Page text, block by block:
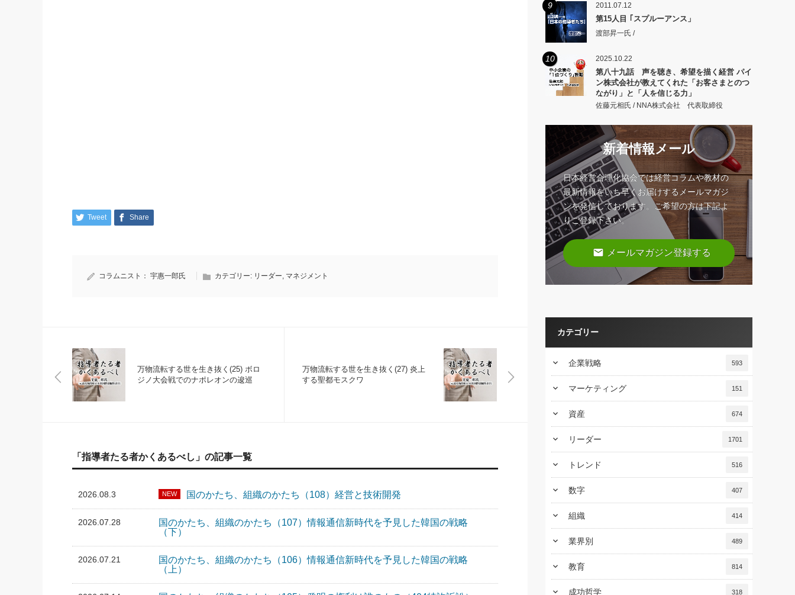
Tweet Share
コラムニスト： 宇惠一郎氏 カテゴリー: リーダー, マネジメント
万物流転する世を生き抜く(25) ボロ
ジノ大会戦でのナポレオンの逡巡
万物流転する世を生き抜く(27) 炎上
する聖都モスクワ
「指導者たる者かくあるべし」の記事一覧
2026.08.3 NEW 国のかたち、組織のかたち（108）経営と技術開発
2026.07.28
国のかたち、組織のかたち（107）情報通信新時代を予見した韓国の戦略
（下）
2026.07.21
国のかたち、組織のかたち（106）情報通信新時代を予見した韓国の戦略
（上）
9 2011.07.12
第15人目 ｢スプルーアンス」
渡部昇一氏 /
10 2025.10.22
第八十九話 声を聴き、希望を描く経営 パイ
ン株式会社が教えてくれた「お客さまとのつ
ながり」と「人を信じる力」
佐藤元相氏 / NNA株式会社 代表取締役
新着情報メール
日本経営合理化協会では経営コラムや教材の
最新情報をいち早くお届けするメールマガジ
ンを発信しております。ご希望の方は下記よ
りご登録下さい。
email メールマガジン登録する
カテゴリー
keyboard_arrow_down 企業戦略 593
keyboard_arrow_down マーケティング 151
keyboard_arrow_down 資産 674
keyboard_arrow_down リーダー 1701
keyboard_arrow_down トレンド 516
keyboard_arrow_down 数字 407
keyboard_arrow_down 組織 414
keyboard_arrow_down 業界別 489
keyboard_arrow_down 教育 814
keyboard_arrow_down 成功哲学 318